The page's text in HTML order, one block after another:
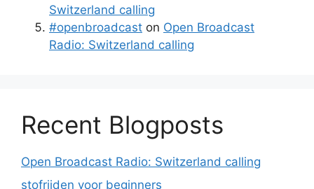
Switzerland calling
#openbroadcast on Open Broadcast
Radio: Switzerland calling
Recent Blogposts
Open Broadcast Radio: Switzerland calling
stofrijden voor beginners